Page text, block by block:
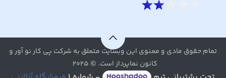
تمام حقوق مادی و معنوی این وبسایت متعلق به شرکت پی کار نو آور و
کانون نماپرداز است. © ۲۰۲۵